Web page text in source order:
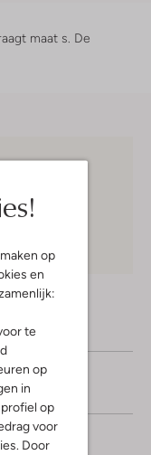
maken op
en
te
op
in
op
voor
Door
maat s. De